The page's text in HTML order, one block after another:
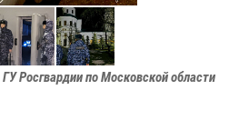
Росгвардии по Московской области